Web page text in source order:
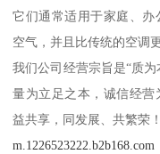
它们通常适用于家庭、
空气，并且比传统的空调
我们公司经营宗旨是“质
量为立足之本，诚信经营
益共享，同发展、共繁荣！
m.1226523222.b2b168.com